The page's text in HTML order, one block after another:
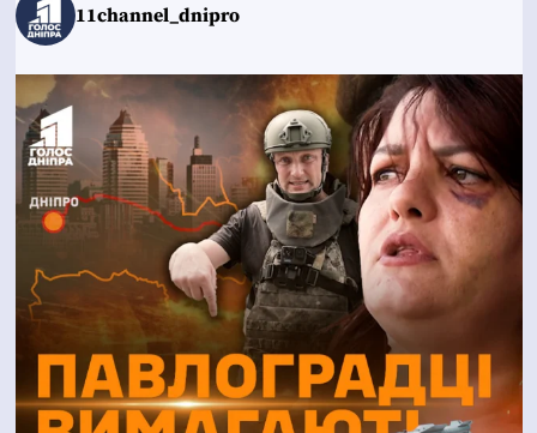
11channel_dnipro